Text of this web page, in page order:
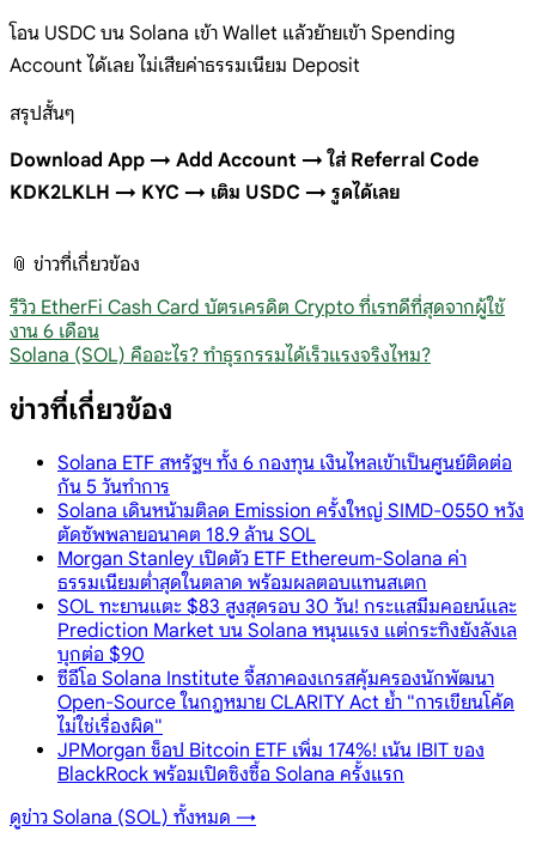
โอน USDC บน Solana เข้า Wallet แล้วย้ายเข้า Spending
Account ได้เลย ไม่เสียค่าธรรมเนียม Deposit
สรุปสั้นๆ
Download App → Add Account → ใส่ Referral Code
KDK2LKLH → KYC → เติม USDC → รูดได้เลย
📎 ข่าวที่เกี่ยวข้อง
รีวิว EtherFi Cash Card บัตรเครดิต Crypto ที่เรทดีที่สุดจากผู้ใช้
งาน 6 เดือน
Solana (SOL) คืออะไร? ทำธุรกรรมได้เร็วแรงจริงไหม?
ข่าวที่เกี่ยวข้อง
Solana ETF สหรัฐฯ ทั้ง 6 กองทุน เงินไหลเข้าเป็นศูนย์ติดต่อ
กัน 5 วันทำการ
Solana เดินหน้ามติลด Emission ครั้งใหญ่ SIMD-0550 หวัง
ตัดซัพพลายอนาคต 18.9 ล้าน SOL
Morgan Stanley เปิดตัว ETF Ethereum-Solana ค่า
ธรรมเนียมต่ำสุดในตลาด พร้อมผลตอบแทนสเตก
SOL ทะยานแตะ $83 สูงสุดรอบ 30 วัน! กระแสมีมคอยน์และ
Prediction Market บน Solana หนุนแรง แต่กระทิงยังลังเล
บุกต่อ $90
ซีอีโอ Solana Institute จี้สภาคองเกรสคุ้มครองนักพัฒนา
Open-Source ในกฎหมาย CLARITY Act ย้ำ "การเขียนโค้ด
ไม่ใช่เรื่องผิด"
JPMorgan ช็อป Bitcoin ETF เพิ่ม 174%! เน้น IBIT ของ
BlackRock พร้อมเปิดซิงซื้อ Solana ครั้งแรก
ดูข่าว Solana (SOL) ทั้งหมด →